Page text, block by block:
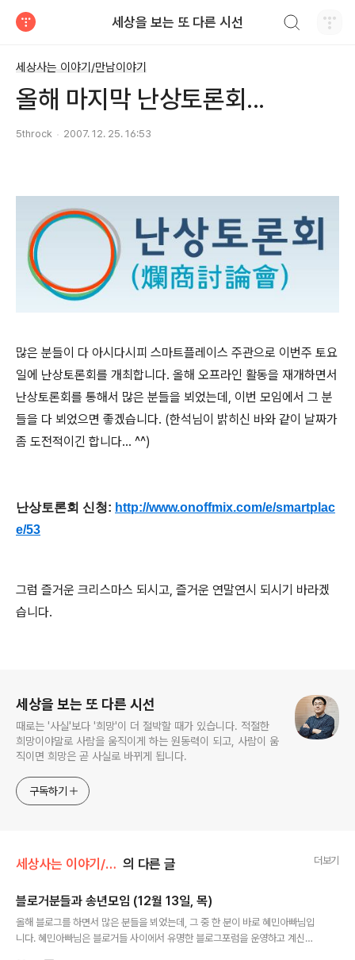
세상을 보는 또 다른 시선
세상사는 이야기/만남이야기
올해 마지막 난상토론회...
5throck 2007. 12. 25. 16:53
많은 분들이 다 아시다시피 스마트플레이스 주관으로 이번주 토요
일에 난상토론회를 개최합니다. 올해 오프라인 활동을 재개하면서
난상토론회를 통해서 많은 분들을 뵈었는데, 이번 모임에서 그 분
들을 다 뵈었으면 좋겠습니다. (한석님이 밝히신 바와 같이 날짜가
좀 도전적이긴 합니다... ^^)
난상토론회 신청: http://www.onoffmix.com/e/smartplac
e/53
그럼 즐거운 크리스마스 되시고, 즐거운 연말연시 되시기 바라겠
습니다.
세상을 보는 또 다른 시선
때로는 '사실'보다 '희망'이 더 절박할 때가 있습니다. 적절한
희망이야말로 사람을 움직이게 하는 원동력이 되고, 사람이 움
직이면 희망은 곧 사실로 바뀌게 됩니다.
구독하기
세상사는 이야기/만남이야기 의 다른 글 더보기
블로거분들과 송년모임 (12월 13일, 목)
올해 블로그를 하면서 많은 분들을 뵈었는데, 그 중 한 분이 바로 혜민아빠님입
니다. 혜민아빠님은 블로거들 사이에서 유명한 블로그포럼을 운영하고 계신데,